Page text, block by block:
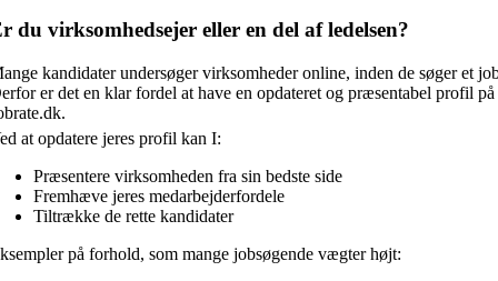
du virksomhedsejer eller en del af ledelsen?
kandidater undersøger virksomheder online, inden de søger et
er det en klar fordel at have en opdateret og præsentabel profil på
at opdatere jeres profil kan I:
Præsentere virksomheden fra sin bedste side
Fremhæve jeres medarbejderfordele
Tiltrække de rette kandidater
på forhold, som mange jobsøgende vægter højt: